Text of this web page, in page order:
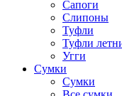
Сапоги
Слипоны
Туфли
Туфли
Угги
Сумки
Сумки